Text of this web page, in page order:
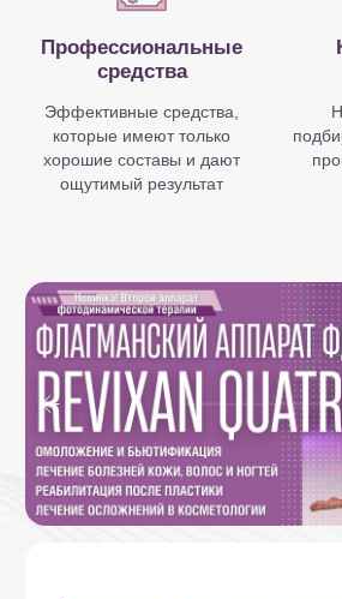
Контакты SB Clinic
Саратов, ул. Большая Казачья, 113/38
(бесплатный паркинг для пациентов)
5.0 средняя оценка
Записаться
Позвонить Как доехать?
Ежедневно c 09:00 до 20:00